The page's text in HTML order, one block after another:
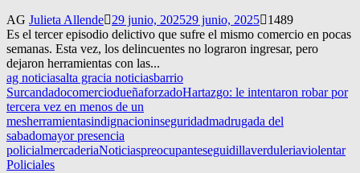
AG Julieta Allende 29 junio, 202529 junio, 2025
1489
Es el tercer episodio delictivo que sufre el mismo comercio en pocas
semanas. Esta vez, los delincuentes no lograron ingresar, pero
dejaron herramientas con las...
ag noticiasalta gracia noticiasbarrio
SurcandadocomerciodueñaforzadoHartazgo: le intentaron robar por
tercera vez en menos de un
mesherramientasindignacioninseguridadmadrugada del
sabadomayor presencia
policialmercaderiaNoticiaspreocupanteseguidillaverduleriaviolentar
Policiales